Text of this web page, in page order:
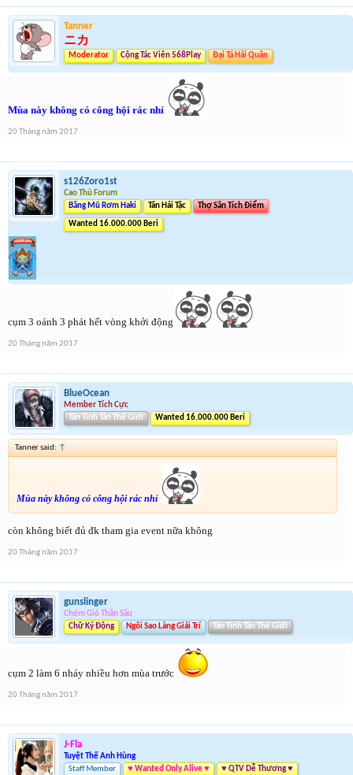
Tanner
ニカ
Moderator Cộng Tác Viên 568Play Đại Tá Hải Quân
Mùa này không có công hội rác nhỉ
20 Tháng năm 2017
s126Zoro1st
Cao Thủ Forum
Băng Mũ Rơm Haki
Tân Hải Tặc Thợ Săn Tích Điểm
Wanted 16.000.000 Beri
cụm 3 oánh 3 phát hết vòng khởi động
20 Tháng năm 2017
BlueOcean
Member Tích Cực
Tân Tinh Tân Thế Giới
Wanted 16.000.000 Beri
Tanner said: ↑
Mùa này không có công hội rác nhỉ
còn không biết đủ đk tham gia event nữa không
20 Tháng năm 2017
gunslinger
Chém Gió Thần Sầu
Chữ Ký Động
Ngôi Sao Làng Giải Trí Tân Tinh Tân Thế Giới
cụm 2 làm 6 nháy nhiều hơn mùa trước
20 Tháng năm 2017
J-Fla
Tuyệt Thế Anh Hùng
Staff Member
♥ Wanted Only Alive ♥ ♥ QTV Dễ Thương ♥